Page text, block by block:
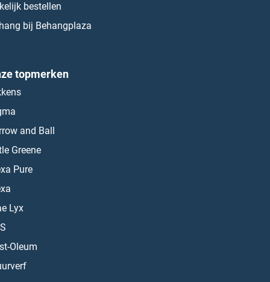
bestellen
bij Behangplaza
topmerken
and Ball
Greene
Pure
Lyx
Oleum